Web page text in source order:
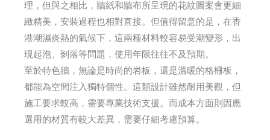
理，但與之相比，牆紙和牆布所呈現的花紋圖案會更細
緻精美，安裝過程也相對直接。但值得留意的是，在香
港潮濕炎熱的氣候下，這兩種材料較容易受潮變形，出
現起泡、剝落等問題，使用年限往往不及預期。
至於特色牆，無論是時尚的岩板，還是溫暖的格柵板，
都能為空間注入獨特個性。這類設計雖然耐用美觀，但
施工要求較高，需要專業技術支援。而成本方面則因應
選用的材質有較大差異，需要仔細考慮預算。